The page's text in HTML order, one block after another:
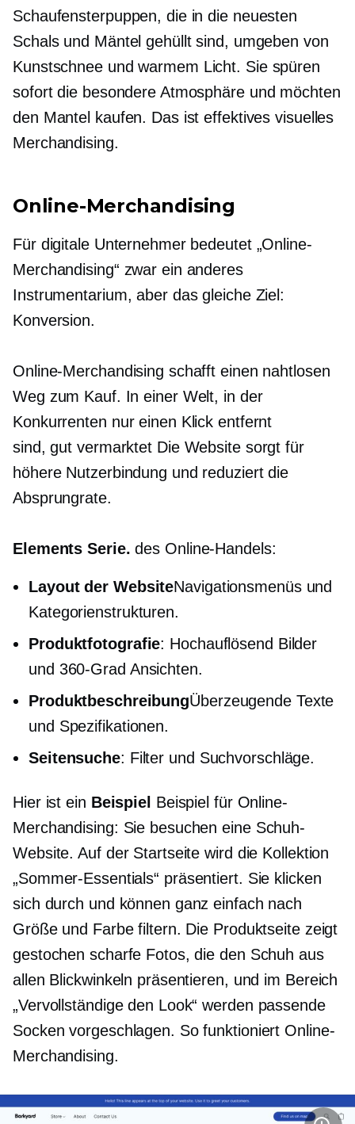
Schaufensterpuppen, die in die neuesten
Schals und Mäntel gehüllt sind, umgeben von
Kunstschnee und warmem Licht. Sie spüren
sofort die besondere Atmosphäre und möchten
den Mantel kaufen. Das ist effektives visuelles
Merchandising.
Online-Merchandising
Für digitale Unternehmer bedeutet „Online-
Merchandising“ zwar ein anderes
Instrumentarium, aber das gleiche Ziel:
Konversion.
Online-Merchandising schafft einen nahtlosen
Weg zum Kauf. In einer Welt, in der
Konkurrenten nur einen Klick entfernt
sind,gut vermarktet Die Website sorgt für
höhere Nutzerbindung und reduziert die
Absprungrate.
Elements Serie. des Online-Handels:
Layout der WebsiteNavigationsmenüs und
Kategorienstrukturen.
Produktfotografie: Hochauflösend Bilder
und 360-Grad Ansichten.
ProduktbeschreibungÜberzeugende Texte
und Spezifikationen.
Seitensuche: Filter und Suchvorschläge.
Hier ist ein Beispiel Beispiel für Online-
Merchandising: Sie besuchen eine Schuh-
Website. Auf der Startseite wird die Kollektion
„Sommer-Essentials“ präsentiert. Sie klicken
sich durch und können ganz einfach nach
Größe und Farbe filtern. Die Produktseite zeigt
gestochen scharfe Fotos, die den Schuh aus
allen Blickwinkeln präsentieren, und im Bereich
„Vervollständige den Look“ werden passende
Socken vorgeschlagen. So funktioniert Online-
Merchandising.